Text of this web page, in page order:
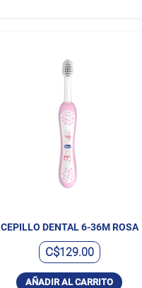
CEPILLO DENTAL 6-36M ROSA
C$129.00
AÑADIR AL CARRITO